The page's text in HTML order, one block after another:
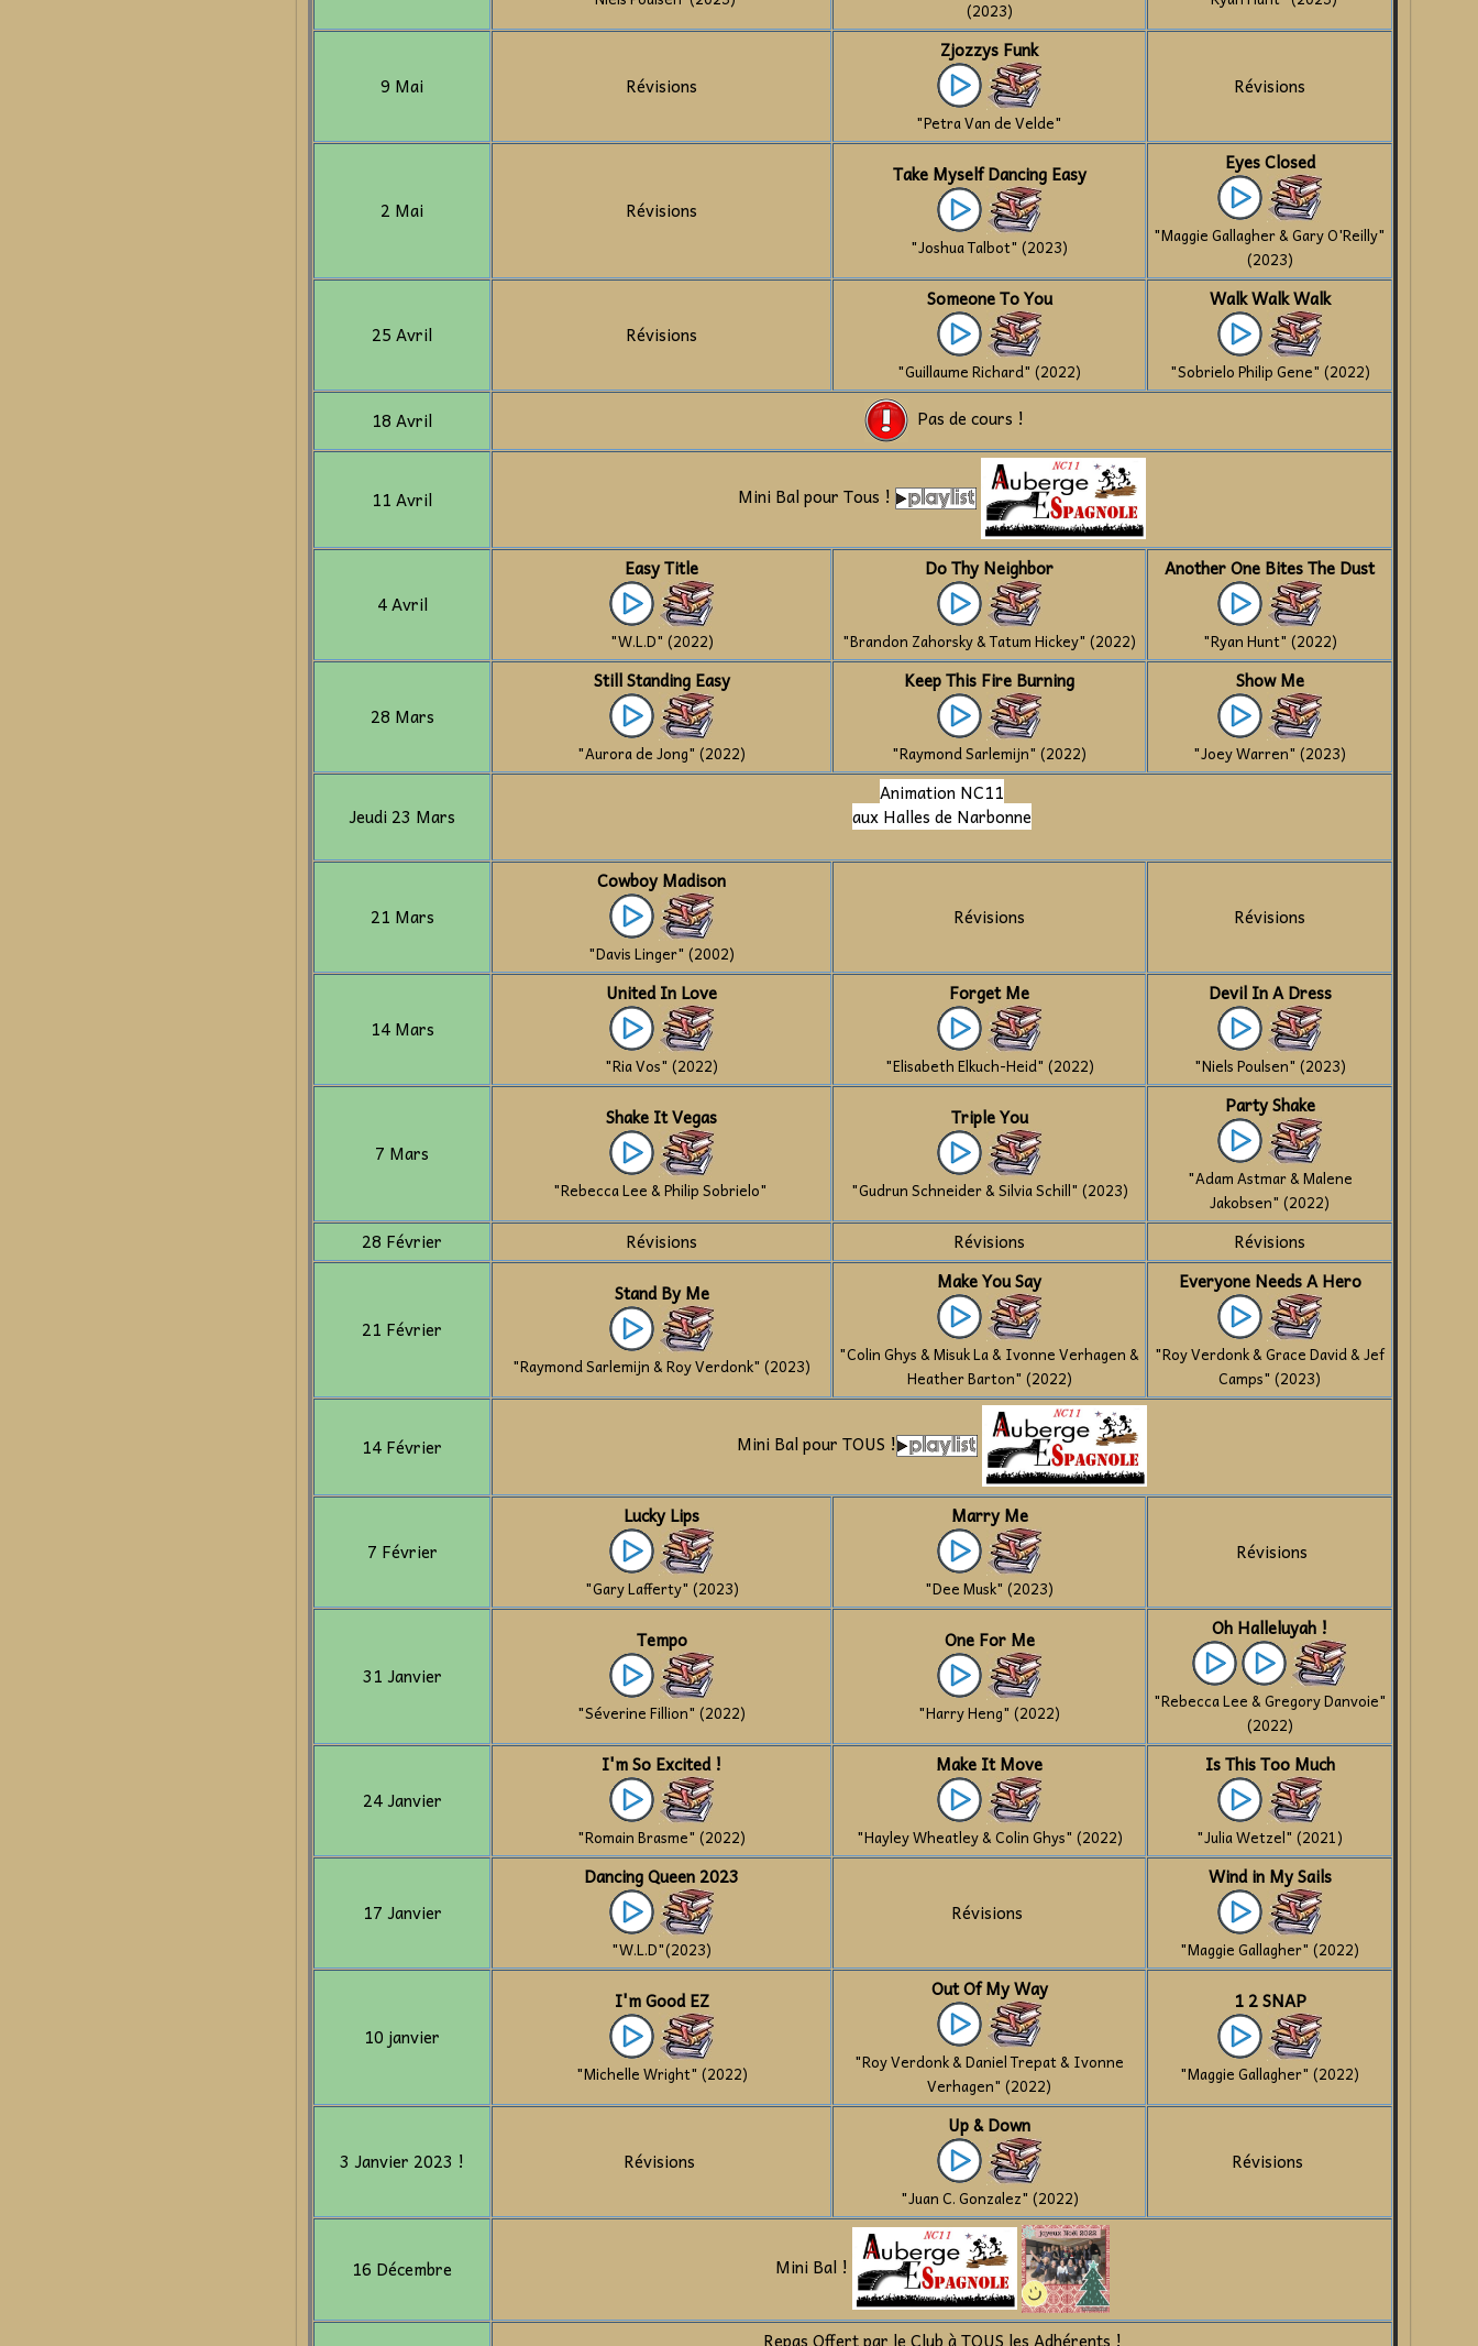
(2023)
9 Mai Révisions
Zjozzys Funk
"Petra Van de Velde"
Révisions
2 Mai Révisions
Take Myself Dancing Easy
"Joshua Talbot" (2023)
Eyes Closed
"Maggie Gallagher & Gary O'Reilly"
(2023)
25 Avril Révisions
Someone To You
"Guillaume Richard" (2022)
Walk Walk Walk
"Sobrielo Philip Gene" (2022)
18 Avril Pas de cours !
11 Avril Mini Bal pour Tous !
4 Avril
Easy Title
"W.L.D" (2022)
Do Thy Neighbor
"Brandon Zahorsky & Tatum Hickey" (2022)
Another One Bites The Dust
"Ryan Hunt" (2022)
28 Mars
Still Standing Easy
"Aurora de Jong" (2022)
Keep This Fire Burning
"Raymond Sarlemijn" (2022)
Show Me
"Joey Warren" (2023)
Jeudi 23 Mars
Animation NC11
aux Halles de Narbonne
21 Mars
Cowboy Madison
"Davis Linger" (2002)
Révisions Révisions
14 Mars
United In Love
"Ria Vos" (2022)
Forget Me
"Elisabeth Elkuch-Heid" (2022)
Devil In A Dress
"Niels Poulsen" (2023)
7 Mars
Shake It Vegas
"Rebecca Lee & Philip Sobrielo"
Triple You
"Gudrun Schneider & Silvia Schill" (2023)
Party Shake
"Adam Astmar & Malene
Jakobsen" (2022)
28 Février Révisions Révisions Révisions
21 Février
Stand By Me
"Raymond Sarlemijn & Roy Verdonk" (2023)
Make You Say
"Colin Ghys & Misuk La & Ivonne Verhagen &
Heather Barton" (2022)
Everyone Needs A Hero
"Roy Verdonk & Grace David & Jef
Camps" (2023)
14 Février Mini Bal pour TOUS !
7 Février
Lucky Lips
"Gary Lafferty" (2023)
Marry Me
"Dee Musk" (2023)
Révisions
31 Janvier
Tempo
"Séverine Fillion" (2022)
One For Me
"Harry Heng" (2022)
Oh Halleluyah !
"Rebecca Lee & Gregory Danvoie"
(2022)
24 Janvier
I'm So Excited !
"Romain Brasme" (2022)
Make It Move
"Hayley Wheatley & Colin Ghys" (2022)
Is This Too Much
"Julia Wetzel" (2021)
17 Janvier
Dancing Queen 2023
"W.L.D"(2023)
Révisions
Wind in My Sails
"Maggie Gallagher" (2022)
10 janvier
I'm Good EZ
"Michelle Wright" (2022)
Out Of My Way
"Roy Verdonk & Daniel Trepat & Ivonne
Verhagen" (2022)
1 2 SNAP
"Maggie Gallagher" (2022)
3 Janvier 2023 ! Révisions
Up & Down
"Juan C. Gonzalez" (2022)
Révisions
16 Décembre Mini Bal !
Repas Offert par le Club à TOUS les Adhérents !